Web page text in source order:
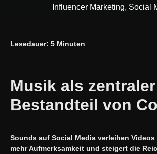
Influencer Marketing, Social
Lesedauer: 5 Minuten
Musik als zentraler
Bestandteil von
Sounds auf Social Media verleihen
mehr Aufmerksamkeit und steigert die